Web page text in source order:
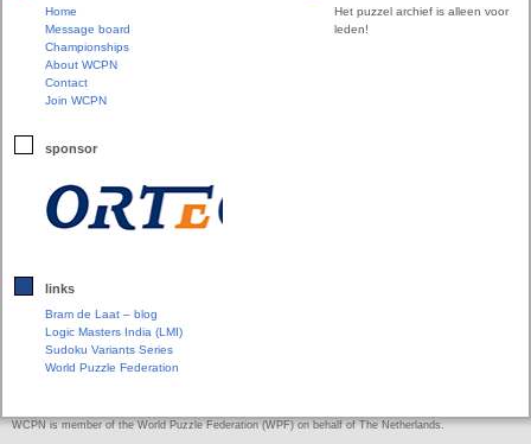
Home
Message board
Championships
About WCPN
Contact
Join WCPN
sponsor
links
Bram de Laat – blog
Logic Masters India (LMI)
Sudoku Variants Series
World Puzzle Federation
Het puzzel archief is alleen voor
leden!
WCPN is member of the World Puzzle Federation (WPF) on behalf of The Netherlands.